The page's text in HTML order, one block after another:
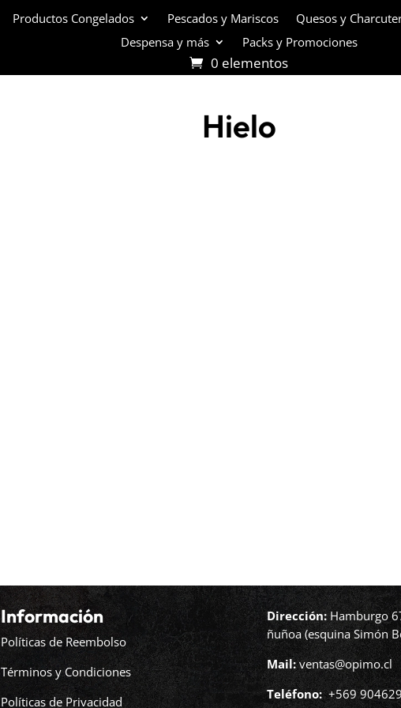
Productos Congelados Pescados y Mariscos Quesos y
Despensa y más
Packs y Promociones
0 elementos
Hielo
Información
Políticas de Reembolso
Términos y Condiciones
Políticas de Privacidad
Dirección:Hamburgo
ñuñoa (esquina Simón
Mail: ventas@opimo.cl
Teléfono: ‪+569